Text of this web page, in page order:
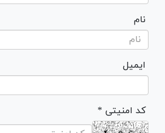
نام
ایمیل
* کد امنیتی